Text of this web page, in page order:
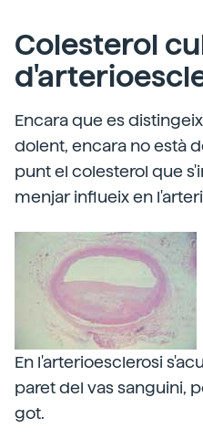
Colesterol
Encara que es
dolent, encara no està
punt el colesterol que
menjar influeix en
En l'arterioesclerosi
paret del vas sanguini,
got.